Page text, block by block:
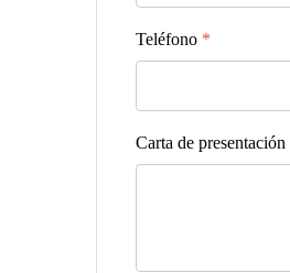
Teléfono *
Carta de presentación